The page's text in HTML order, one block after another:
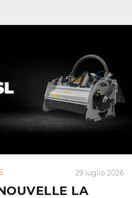
29 luglio 2026
LA